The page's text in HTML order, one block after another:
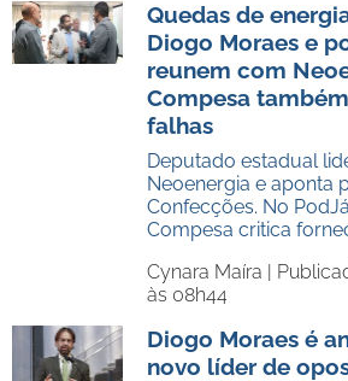
Quedas de
Diogo Moraes e
reunem com
Compesa
falhas
Deputado estadual
Neoenergia e aponta
Confecções. No
Compesa critica
Cynara Maíra |
às 08h44
Diogo Moraes é
novo líder de